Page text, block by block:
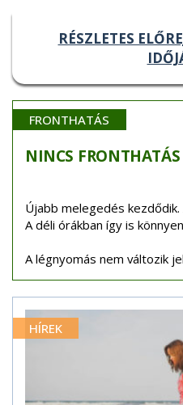
RÉSZLETES
FRONTHATÁS
NINCS FRONTHATÁS
Újabb melegedés
A déli órákban így is
A légnyomás nem változik
HÍREK